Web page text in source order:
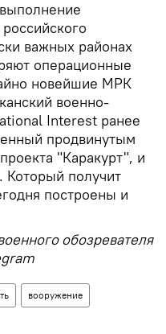
важных районах
операционные
новейшие МРК
военно-
Interest ранее
продвинутым
"Каракурт", и
получит
построены и
обозревателя
вооружение